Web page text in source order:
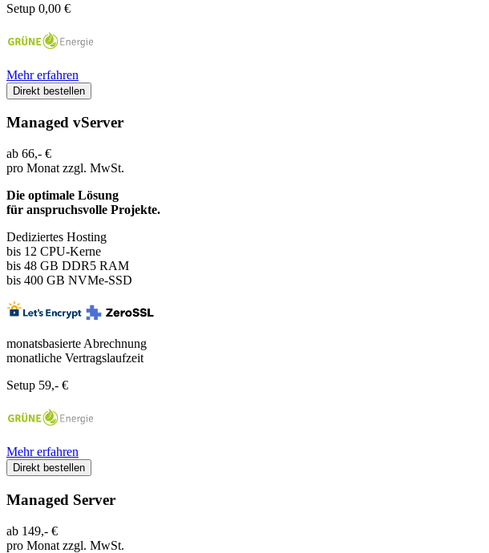
Setup 0,00 €
Mehr erfahren
Direkt bestellen
Managed vServer
ab 66,- €
pro Monat zzgl. MwSt.
Die optimale Lösung
für anspruchsvolle Projekte.
Dediziertes Hosting
bis 12 CPU-Kerne
bis 48 GB DDR5 RAM
bis 400 GB NVMe-SSD
monatsbasierte Abrechnung
monatliche Vertragslaufzeit
Setup 59,- €
Mehr erfahren
Direkt bestellen
Managed Server
ab 149,- €
pro Monat zzgl. MwSt.